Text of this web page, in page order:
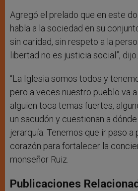
Agregó el prelado que en este
habla a la sociedad en su
sin caridad, sin respeto a la
libertad no es justicia social”, dijo.
“La Iglesia somos todos y
pero a veces nuestro pueblo va
alguien toca temas fuertes,
un sacudón y cuestionan a
jerarquía. Tenemos que ir paso a
corazón para fortalecer la
monseñor Ruiz.
Publicaciones